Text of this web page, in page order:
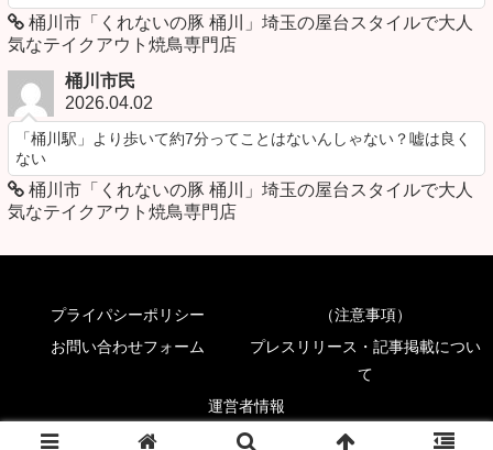
桶川市「くれないの豚 桶川」埼玉の屋台スタイルで大人
気なテイクアウト焼鳥専門店
桶川市民
2026.04.02
「桶川駅」より歩いて約7分ってことはないんしゃない？嘘は良く
ない
桶川市「くれないの豚 桶川」埼玉の屋台スタイルで大人
気なテイクアウト焼鳥専門店
プライパシーポリシー
（注意事項）
お問い合わせフォーム
プレスリリース・記事掲載につい
て
運営者情報
© 2017 食べて埼玉.